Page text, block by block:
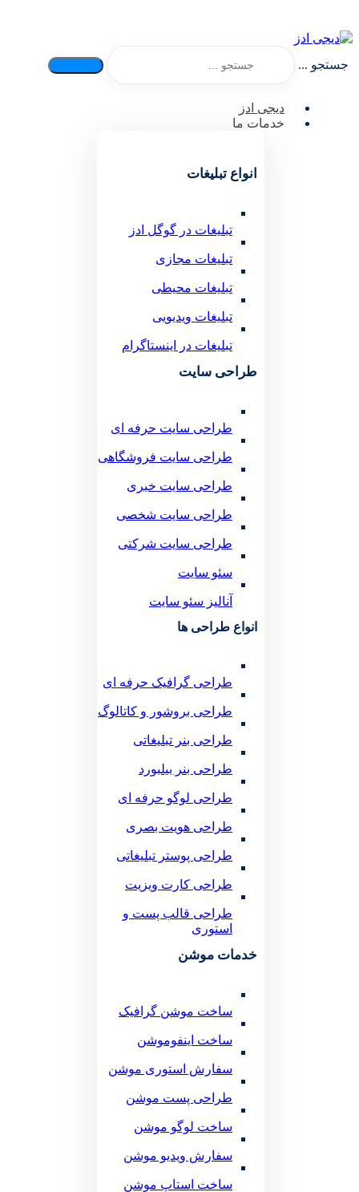
جستجو ...
دیجی ادز
خدمات ما
انواع تبلیغات
تبلیغات در گوگل ادز
تبلیغات مجازی
تبلیغات محیطی
تبلیغات ویدیویی
تبلیغات در اینستاگرام
طراحی سایت
طراحی سایت حرفه ای
طراحی سایت فروشگاهی
طراحی سایت خبری
طراحی سایت شخصی
طراحی سایت شرکتی
سئو سایت
آنالیز سئو سایت
انواع طراحی ها
طراحی گرافیک حرفه ای
طراحی بروشور و کاتالوگ
طراحی بنر تبلیغاتی
طراحی بنر بیلبورد
طراحی لوگو حرفه ای
طراحی هویت بصری
طراحی پوستر تبلیغاتی
طراحی کارت ویزیت
طراحی قالب پست و
استوری
خدمات موشن
ساخت موشن گرافیک
ساخت اینفوموشن
سفارش استوری موشن
طراحی پست موشن
ساخت لوگو موشن
سفارش ویدیو موشن
ساخت استاپ موشن